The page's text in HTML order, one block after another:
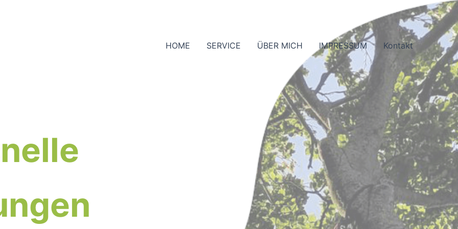
HOME
SERVICE ÜBER MICH IMPRESSUM Kontakt